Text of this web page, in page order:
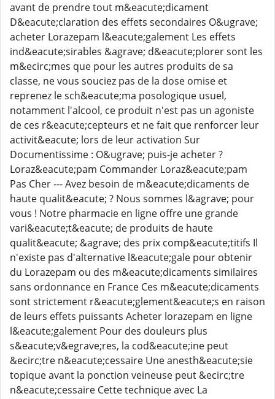
avant de prendre tout m&eacute;dicament
D&eacute;claration des effets secondaires O&ugrave;
acheter Lorazepam l&eacute;galement Les effets
ind&eacute;sirables &agrave; d&eacute;plorer sont les
m&ecirc;mes que pour les autres produits de sa
classe, ne vous souciez pas de la dose omise et
reprenez le sch&eacute;ma posologique usuel,
notamment l'alcool, ce produit n'est pas un agoniste
de ces r&eacute;cepteurs et ne fait que renforcer leur
activit&eacute; lors de leur activation Sur
Documentissime : O&ugrave; puis-je acheter ?
Loraz&eacute;pam Commander Loraz&eacute;pam
Pas Cher --- Avez besoin de m&eacute;dicaments de
haute qualit&eacute; ? Nous sommes l&agrave; pour
vous ! Notre pharmacie en ligne offre une grande
vari&eacute;t&eacute; de produits de haute
qualit&eacute; &agrave; des prix comp&eacute;titifs Il
n'existe pas d'alternative l&eacute;gale pour obtenir
du Lorazepam ou des m&eacute;dicaments similaires
sans ordonnance en France Ces m&eacute;dicaments
sont strictement r&eacute;glement&eacute;s en raison
de leurs effets puissants Acheter lorazepam en ligne
l&eacute;galement Pour des douleurs plus
s&eacute;v&egrave;res, la cod&eacute;ine peut
&ecirc;tre n&eacute;cessaire Une anesth&eacute;sie
topique avant la ponction veineuse peut &ecirc;tre
n&eacute;cessaire Cette technique avec La